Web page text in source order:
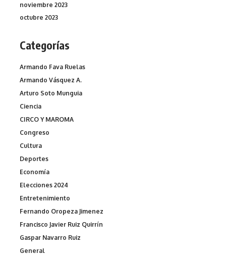
noviembre 2023
octubre 2023
Categorías
Armando Fava Ruelas
Armando Vásquez A.
Arturo Soto Munguia
Ciencia
CIRCO Y MAROMA
Congreso
Cultura
Deportes
Economía
Elecciones 2024
Entretenimiento
Fernando Oropeza Jimenez
Francisco Javier Ruiz Quirrín
Gaspar Navarro Ruiz
General